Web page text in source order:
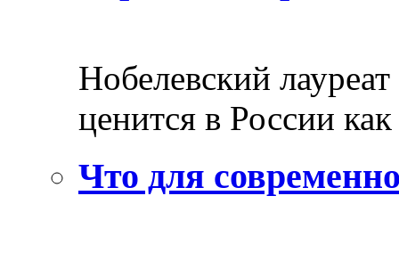
Нобелевский
ценится в России
Что для